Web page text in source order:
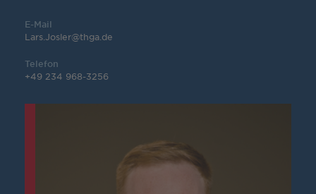
E-Mail
Lars.Josler@thga.de
Telefon
+49 234 968-3256